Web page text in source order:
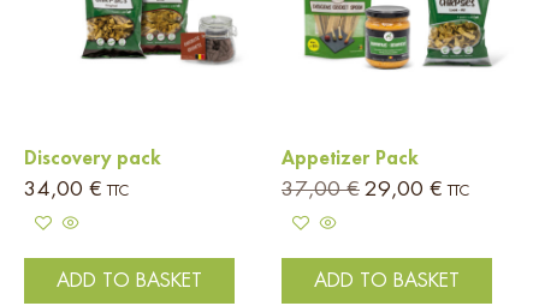
Discovery pack
34,00 € TTC
ADD TO BASKET
Appetizer Pack
37,00€ 29,00 € TTC
ADD TO BASKET